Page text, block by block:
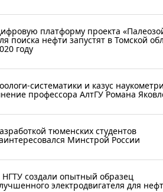
платформу проекта
поиска нефти запустят в Томской
году
систематики и казус
профессора АлтГУ Романа
тюменских студентов
Минстрой России
НГТУ создали опытный образец
электродвигателя для